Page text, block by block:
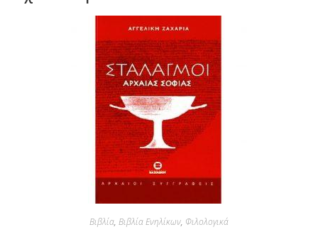
Βιβλία, Βιβλία Ενηλίκων, Φιλολογικά